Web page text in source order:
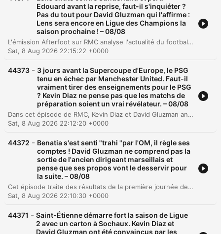
Edouard avant la reprise, faut-il s'inquiéter ?
Pas du tout pour David Gluzman qui l'affirme :
Lens sera encore en Ligue des Champions la
saison prochaine ! – 08/08
L'émission Afterfoot sur RMC analyse l'actualité du football français, avec un focus particulier sur la préparation du RC Lens avant le Trophée des Champions face au PSG. Les chroniqueurs abordent les enjeux de la blessure d'Hudson-Edouard, le changement d'entraîneur avec l'arrivée de Topmoller et la stratégie de recrutement efficace du club nordiste. Le débat s'étend également aux performances de Sunderland, au départ de Thomas Meunier de Lille et aux prédictions audacieuses concernant les futures qualifications européennes des clubs de Ligue 1.
Sat, 8 Aug 2026 22:15:22 +0000
44373 - 3 jours avant la Supercoupe d'Europe, le PSG
tenu en échec par Manchester United. Faut-il
vraiment tirer des enseignements pour le PSG
? Kevin Diaz ne pense pas que les matchs de
préparation soient un vrai révélateur. – 08/08
Dans cet épisode de RMC, Kevin Diaz et David Gluzman analysent l'actualité du Paris Saint-Germain, notamment le récent match nul face à Manchester United et les perspectives pour la Super Coupe d'Europe contre Aston Villa. La discussion s'étend au marché des transferts avec l'éventuelle arrivée de Ferran Torres au PSG, abordant son profil tactique de faux neuf et sa compatibilité avec le système de Luis Enrique. Le débat dévie ensuite vers une réflexion plus légère sur les générations, comparant le jargon technique des joueurs de football moderne (issu de FIFA) aux anciens jeux de société comme la bataille navale ou le Monopoly. Les chroniqueurs partagent leurs anecdotes personnelles sur l'éducation et l'importance de l'honnêteté dans le jeu.
Sat, 8 Aug 2026 22:12:20 +0000
44372 - Benatia s'est senti "trahi "par l'OM, il règle ses
comptes ! David Gluzman ne comprend pas la
sortie de l'ancien dirigeant marseillais et
pense que ses propos vont le desservir pour
la suite. – 08/08
Cet épisode traite des résultats de la première journée de Ligue 2 et analyse en profondeur l'interview polémique de Mehdi Benatia concernant son départ de l'Olympique de Marseille. Les chroniqueurs débattent de sa communication, de sa responsabilité dans les échecs récents du club et de la gestion financière de l'institution. La discussion explore également les défis du management au sein de l'OM, critiquant le manque d'intelligence émotionnelle et l'impact de l'ego des dirigeants. Le débat s'étend à la responsabilité partagée entre les cadres sportifs et la direction, tout en évoquant les incertitudes liées aux performances de l'équipe.
Sat, 8 Aug 2026 22:10:30 +0000
44371 - Saint-Étienne démarre fort la saison de Ligue
2 avec un carton à Sochaux. Kevin Diaz et
David Gluzman ont été convaincus par les